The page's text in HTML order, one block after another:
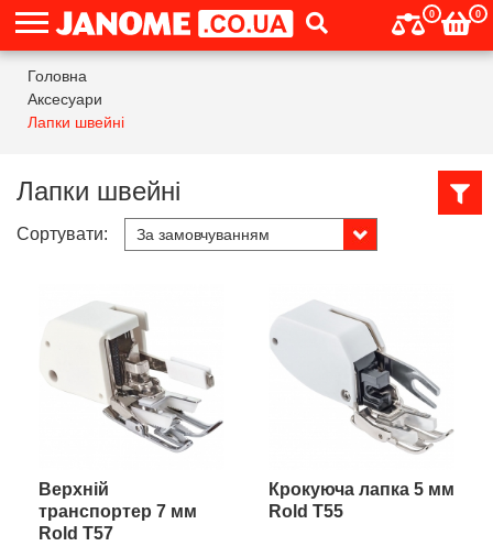
0 0
Головна
Аксесуари
Лапки швейні
Лапки швейні
Сортувати:
Верхній
транспортер 7 мм
Rold T57
Крокуюча лапка 5 мм
Rold T55